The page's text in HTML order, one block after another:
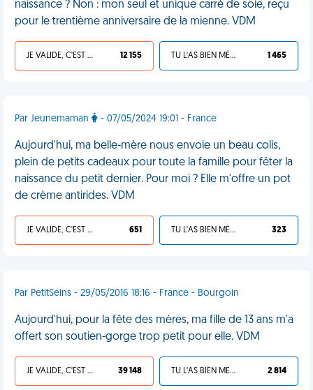
naissance ? Non : mon seul et unique carré de soie, reçu
pour le trentième anniversaire de la mienne. VDM
JE VALIDE, C'EST UNE VDM 12 155 TU L'AS BIEN MÉRITÉ 1 465
Par Jeunemaman - 07/05/2024 19:01 - France
Aujourd'hui, ma belle-mère nous envoie un beau colis,
plein de petits cadeaux pour toute la famille pour fêter la
naissance du petit dernier. Pour moi ? Elle m'offre un pot
de crème antirides. VDM
JE VALIDE, C'EST UNE VDM 651 TU L'AS BIEN MÉRITÉ 323
Par PetitSeins - 29/05/2016 18:16 - France - Bourgoin
Aujourd'hui, pour la fête des mères, ma fille de 13 ans m'a
offert son soutien-gorge trop petit pour elle. VDM
JE VALIDE, C'EST UNE VDM 39 148 TU L'AS BIEN MÉRITÉ 2 814